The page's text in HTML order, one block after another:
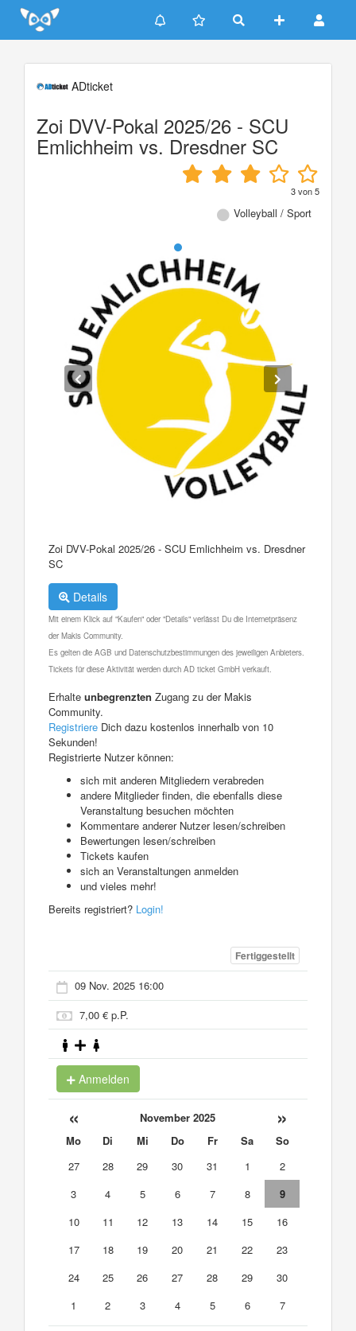
Update cookies preferences
ADticket
Zoi DVV-Pokal 2025/26 - SCU
Emlichheim vs. Dresdner SC
3von5
Volleyball / Sport
Zoi DVV-Pokal 2025/26 - SCU Emlichheim vs. Dresdner
SC
Details
Mit einem Klick auf "Kaufen" oder "Details" verlässt Du die Internetpräsenz
der Makis Community.
Es gelten die AGB und Datenschutzbestimmungen des jeweiligen Anbieters.
Tickets für diese Aktivität werden durch AD ticket GmbH verkauft.
Erhalte unbegrenzten Zugang zu der Makis
Community.
Registriere Dich dazu kostenlos innerhalb von 10
Sekunden!
Registrierte Nutzer können:
sich mit anderen Mitgliedern verabreden
andere Mitglieder finden, die ebenfalls diese
Veranstaltung besuchen möchten
Kommentare anderer Nutzer lesen/schreiben
Bewertungen lesen/schreiben
Tickets kaufen
sich an Veranstaltungen anmelden
und vieles mehr!
Bereits registriert? Login!
Fertiggestellt
09 Nov. 2025 16:00
7,00 € p.P.
Anmelden
« November 2025 »
Mo Di Mi Do Fr Sa
So
27
28 29 30 31 1
2
3
4 5 6 7 8
9
10
11 12 13 14 15
16
17
18 19 20 21 22
23
24
25 26 27 28 29
30
1
2 3 4 5 6 7